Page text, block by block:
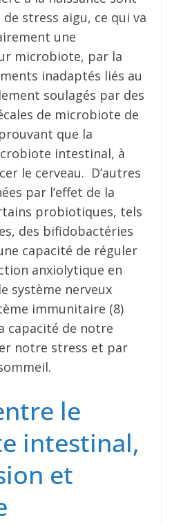
stress aigu, ce qui va
une
microbiote, par la
inadaptés liés au
soulagés par des
de microbiote de
que la
intestinal, à
le cerveau. D’autres
par l’effet de la
probiotiques, tels
des bifidobactéries
capacité de réguler
anxiolytique en
système nerveux
immunitaire (8)
capacité de notre
notre stress et par
le
intestinal,
et